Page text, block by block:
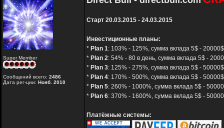
Super Member
Сообщений всего: 2486
Дата рег-ции: Нояб. 2010
Старт 20.03.2015 - 24.03.2015
Инвестиционные планы:
* Plan 1: 103% - 125%, сумма вклада 5$ -
* Plan 2: 54% - 80 в день, сумма вклада 5$ -
* Plan 3: 125% - 275%, сумма вклада 5$ -
* Plan 4: 170% - 500%, сумма вклада 5$ -
* Plan 5: 260% - 1000%, сумма вклада 5$ -
* Plan 6: 370% - 1600%, сумма вклада 5$ -
Платёжные системы: